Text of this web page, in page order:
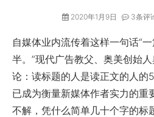
2020年1月9日 3条评
自媒体业内流传着这样一句话“
半。”现代广告教父、奥美创始
论： 读标题的人是读正文的人的
已成为衡量新媒体作者实力的重
不解，凭什么简单几十个字的标